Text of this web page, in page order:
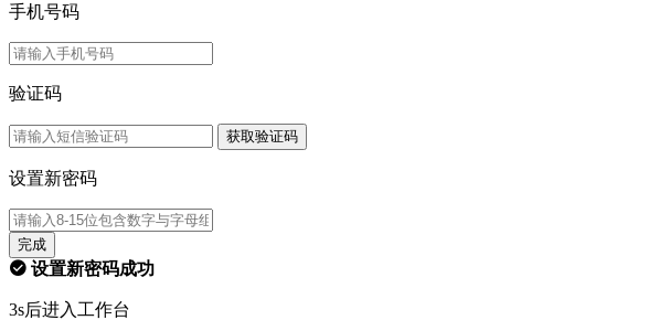
手机号码
验证码
获取验证码
设置新密码
完成
设置新密码成功
3s后进入工作台